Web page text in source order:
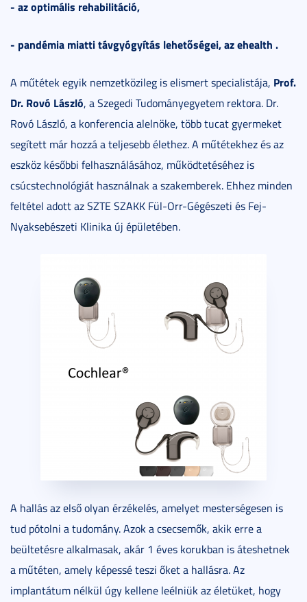
- az optimális rehabilitáció,
- pandémia miatti távgyógyítás lehetőségei, az ehealth .
A műtétek egyik nemzetközileg is elismert specialistája, Prof.
Dr. Rovó László, a Szegedi Tudományegyetem rektora. Dr.
Rovó László, a konferencia alelnöke, több tucat gyermeket
segített már hozzá a teljesebb élethez. A műtétekhez és az
eszköz későbbi felhasználásához, működtetéséhez is
csúcstechnológiát használnak a szakemberek. Ehhez minden
feltétel adott az SZTE SZAKK Fül-Orr-Gégészeti és Fej-
Nyaksebészeti Klinika új épületében.
A hallás az első olyan érzékelés, amelyet mesterségesen is
tud pótolni a tudomány. Azok a csecsemők, akik erre a
beültetésre alkalmasak, akár 1 éves korukban is áteshetnek
a műtéten, amely képessé teszi őket a hallásra. Az
implantátum nélkül úgy kellene leélniük az életüket, hogy